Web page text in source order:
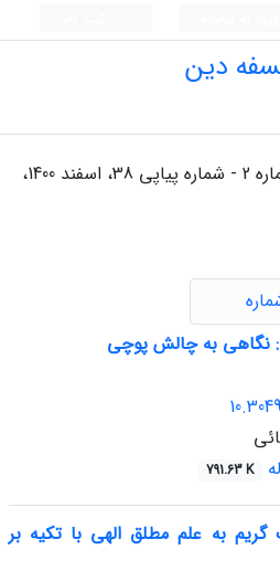
دین
دوره 19، شماره 2 - شماره پیاپی 38، اسفند 1400،
نگاهی به چالش پوچی
791.63 K
گریم به علم مطلق الهی با تکیه بر